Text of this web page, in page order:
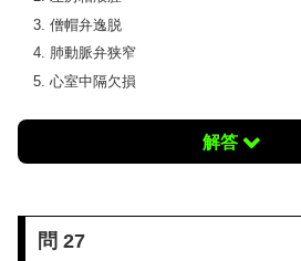
僧帽弁逸脱
肺動脈弁狭窄
心室中隔欠損
解答
問 27